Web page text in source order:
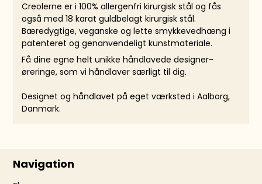
Creolerne er i 100% allergenfri kirurgisk stål og fås
også med 18 karat guldbelagt kirurgisk stål.
Bæredygtige, veganske og lette smykkevedhæng i
patenteret og genanvendeligt kunstmateriale.
Få dine egne helt unikke håndlavede designer-
øreringe, som vi håndlaver særligt til dig.
Designet og håndlavet på eget værksted i Aalborg,
Danmark.
Navigation